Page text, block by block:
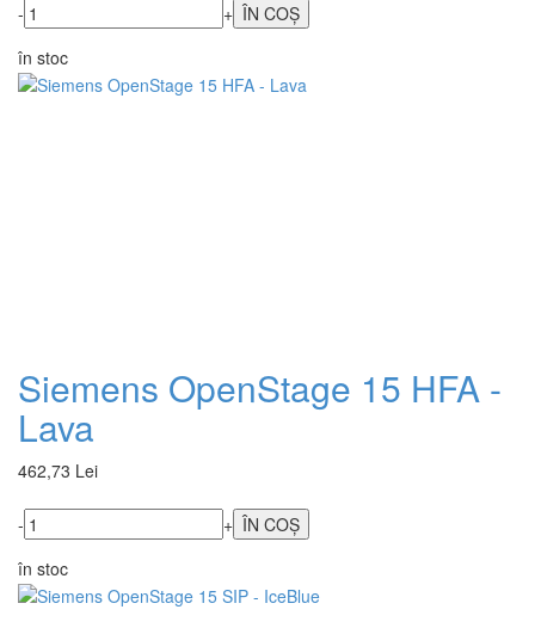
-
+
în stoc
Siemens OpenStage 15 HFA -
Lava
462,73 Lei
-
+
în stoc